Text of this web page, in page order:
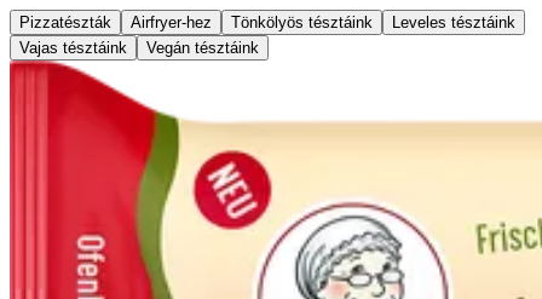
Pizzatészták Airfryer-hez Tönkölyös tésztáink
Leveles tésztáink
Vajas tésztáink
Vegán tésztáink